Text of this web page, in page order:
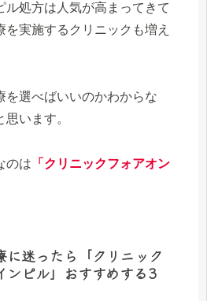
ル処方は人気が高まってきて
を実施するクリニックも増え
を選べばいいのかわからな
います。
のは 「クリニックフォアオン
に迷ったら「クリニック
ンピル」おすすめする3